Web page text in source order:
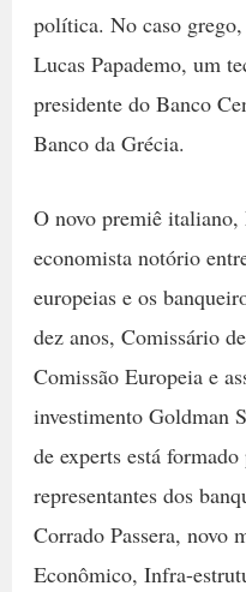
política. No caso
Lucas Papademo, um
presidente do Banco
Banco da Grécia.
O novo premiê
economista notório
europeias e os
dez anos, Comissário
Comissão Europeia e
investimento Goldman
de experts está
representantes dos
Corrado Passera, novo
Econômico, Infra-